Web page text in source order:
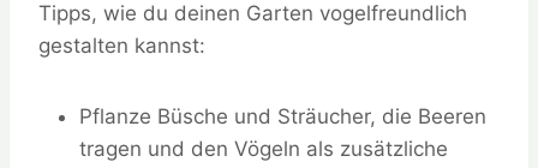
Tipps, wie du deinen Garten vogelfreundlich
gestalten kannst:
Pflanze Büsche und Sträucher, die Beeren
tragen und den Vögeln als zusätzliche